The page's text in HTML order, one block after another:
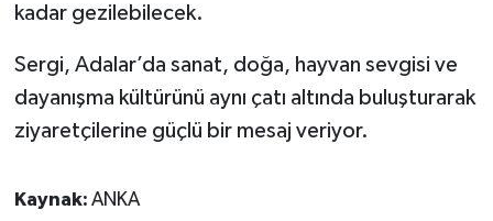
kadar gezilebilecek.
Sergi, Adalar’da sanat, doğa, hayvan sevgisi ve
dayanışma kültürünü aynı çatı altında buluşturarak
ziyaretçilerine güçlü bir mesaj veriyor.
Kaynak: ANKA